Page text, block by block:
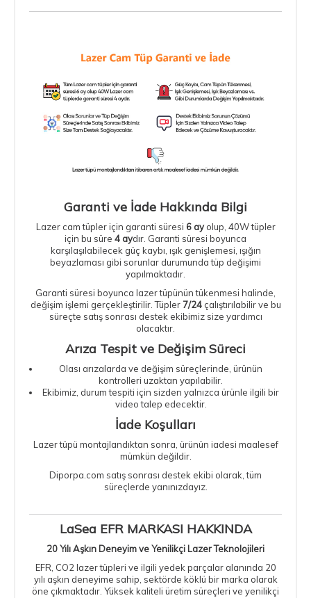
Garanti ve İade Hakkında Bilgi
Lazer cam tüpleriçin garanti süresi 6 ayolup, 40W tüpler
için bu süre 4 aydır. Garanti süresi boyunca
karşılaşılabilecek güç kaybı, ışık genişlemesi, ışığın
beyazlaması gibi sorunlar durumunda tüp değişimi
yapılmaktadır.
Garanti süresi boyunca lazer tüpünün tükenmesi halinde,
değişim işlemi gerçekleştirilir. Tüpler 7/24çalıştırılabilir ve bu
süreçte satış sonrası destek ekibimiz size yardımcı
olacaktır.
Arıza Tespit ve Değişim Süreci
Olası arızalarda ve değişim süreçlerinde, ürünün
kontrolleri uzaktan yapılabilir.
Ekibimiz, durum tespiti için sizden yalnızca ürünle ilgili bir
video talep edecektir.
İade Koşulları
Lazer tüpü montajlandıktan sonra, ürünün iadesi maalesef
mümkün değildir.
Diporpa.com satış sonrası destek ekibi olarak, tüm
süreçlerde yanınızdayız.
LaSea EFR MARKASI HAKKINDA
20 Yılı Aşkın Deneyim ve Yenilikçi Lazer Teknolojileri
EFR, CO2 lazer tüpleri ve ilgili yedek parçalar alanında 20
yılı aşkın deneyime sahip, sektörde köklü bir marka olarak
öne çıkmaktadır. Yüksek kaliteli üretim süreçleri ve yenilikçi